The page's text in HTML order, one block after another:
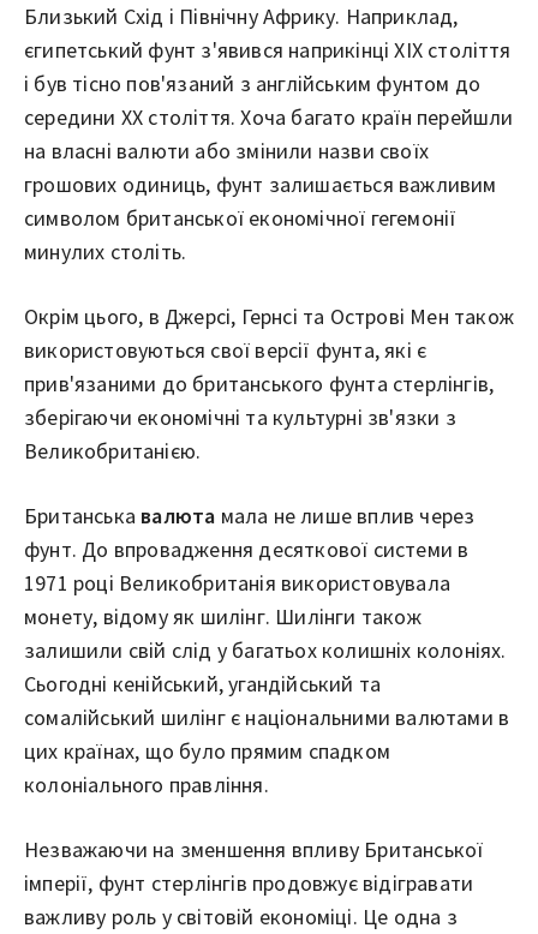
Близький Схід і Північну Африку. Наприклад,
єгипетський фунт з'явився наприкінці XIX століття
і був тісно пов'язаний з англійським фунтом до
середини XX століття. Хоча багато країн перейшли
на власні валюти або змінили назви своїх
грошових одиниць, фунт залишається важливим
символом британської економічної гегемонії
минулих століть.
Окрім цього, в Джерсі, Гернсі та Острові Мен також
використовуються свої версії фунта, які є
прив'язаними до британського фунта стерлінгів,
зберігаючи економічні та культурні зв'язки з
Великобританією.
Британська валюта мала не лише вплив через
фунт. До впровадження десяткової системи в
1971 році Великобританія використовувала
монету, відому як шилінг. Шилінги також
залишили свій слід у багатьох колишніх колоніях.
Сьогодні кенійський, угандійський та
сомалійський шилінг є національними валютами в
цих країнах, що було прямим спадком
колоніального правління.
Незважаючи на зменшення впливу Британської
імперії, фунт стерлінгів продовжує відігравати
важливу роль у світовій економіці. Це одна з